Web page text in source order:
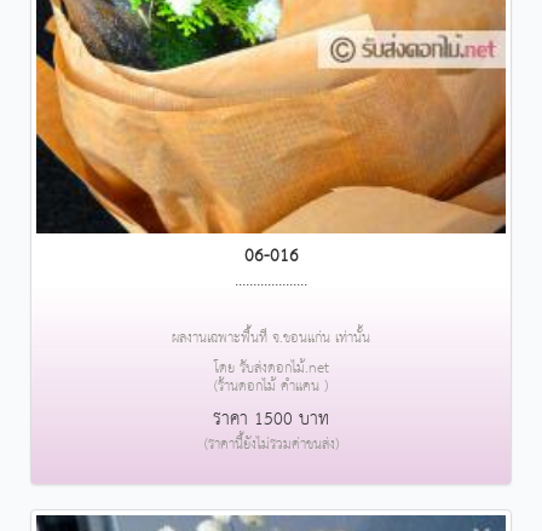
06-016
....................
ผลงานเฉพาะพื้นที่ จ.ขอนแก่น เท่านั้น
โดย รับส่งดอกไม้.net
(ร้านดอกไม้ คำแคน )
ราคา 1500 บาท
(ราคานี้ยังไม่รวมค่าขนส่ง)